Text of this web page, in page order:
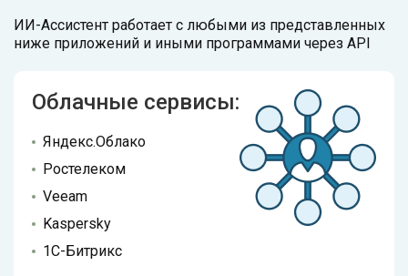
ИИ-Ассистент работает с любыми из представленных
ниже приложений и иными программами через API
Облачные сервисы:
Яндекс.Облако
Ростелеком
Veeam
Kaspersky
1С-Битрикс